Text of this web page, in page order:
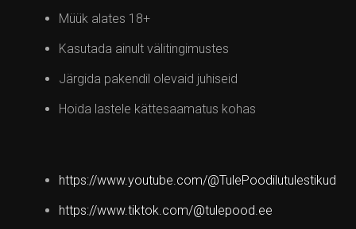
Müük alates 18+
Kasutada ainult välitingimustes
Järgida pakendil olevaid juhiseid
Hoida lastele kättesaamatus kohas
https://www.youtube.com/@TulePoodilutulestikud
https://www.tiktok.com/@tulepood.ee